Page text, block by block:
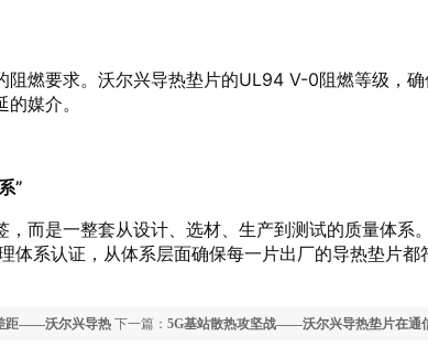
阻燃要求。沃尔兴导热垫片的UL94 V-0阻燃等级 ，
媒介。
”
，而是一整套从设计、选材、生产到测试的质量体系
体系认证，从体系层面确保每一片出厂的导热垫片都
下一篇： 5G基站散热攻坚战——沃尔兴导热垫片在通
距——沃尔兴导热